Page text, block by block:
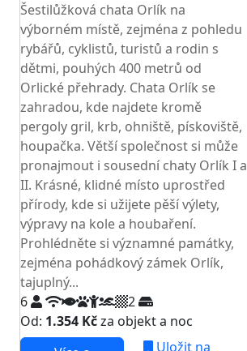
Šestilůžková chata Orlík na
výborném místě, zejména z pohledu
rybářů, cyklistů, turistů a rodin s
dětmi, pouhých 400 metrů od
Orlické přehrady. Chata Orlík se
zahradou, kde najdete kromě
pergoly gril, krb, ohniště, pískoviště,
houpačka. Větší společnost si může
pronajmout i sousední chaty Orlík I a
II. Krásné, klidné místo uprostřed
přírody, kde si užijete pěší výlety,
výpravy na kole a houbaření.
Prohlédněte si významné památky,
zejména pohádkový zámek Orlík,
tajuplný...
6
2
Od: 1.354 Kčza objekt a noc
Uložit na